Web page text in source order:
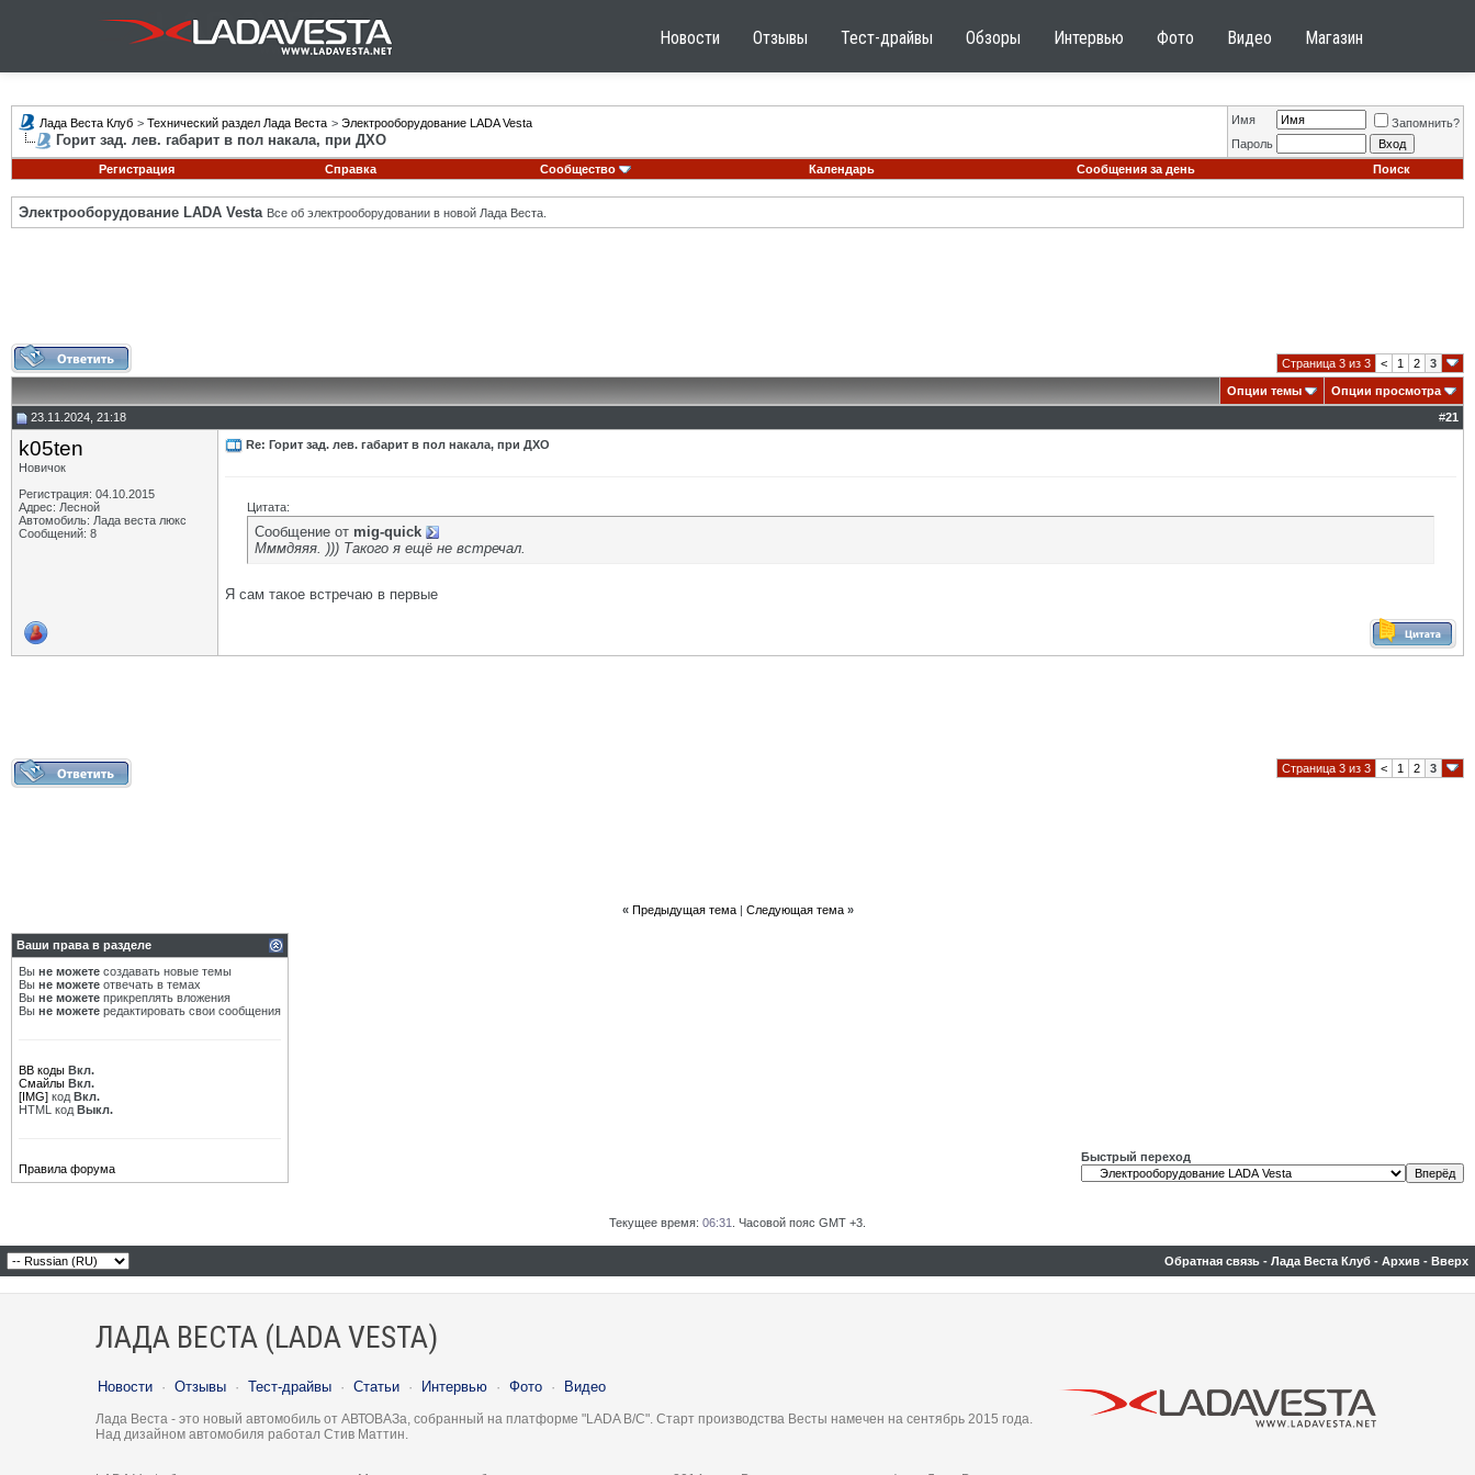
Новости Отзывы Тест-драйвы Обзоры Интервью Фото Видео Магазин
Лада Веста Клуб > Технический раздел Лада Веста > Электрооборудование LADA Vesta
Горит зад. лев. габарит в пол накала, при ДХО
Имя
Запомнить?
Пароль
Регистрация
Справка Сообщество Календарь Сообщения за день Поиск
Электрооборудование LADA Vesta Все об электрооборудовании в новой Лада Веста.
Страница 3 из 3 < 1 2 3
Опции темы
Опции просмотра
23.11.2024, 21:18
#21
k05ten
Новичок
Регистрация: 04.10.2015
Адрес: Лесной
Автомобиль: Лада веста люкс
Сообщений: 8
Re: Горит зад. лев. габарит в пол накала, при ДХО
Цитата:
Сообщение от mig-quick
Мммдяяя. ))) Такого я ещё не встречал.
Я сам такое встречаю в первые
Страница 3 из 3 < 1 2 3
« Предыдущая тема| Следующая тема »
Ваши права в разделе
Вы не можете создавать новые темы
Вы не можете отвечать в темах
Вы не можете прикреплять вложения
Вы не можете редактировать свои сообщения
BB коды Вкл.
Смайлы Вкл.
[IMG] код Вкл.
HTML код Выкл.
Правила форума
Быстрый переход
Текущее время: 06:31 . Часовой пояс GMT +3.
Обратная связь - Лада Веста Клуб - Архив - Вверх
ЛАДА ВЕСТА (LADA VESTA)
Новости · Отзывы · Тест-драйвы · Статьи · Интервью · Фото · Видео
Лада Веста - это новый автомобиль от АВТОВАЗа, собранный на платформе "LADA B/C". Старт производства Весты намечен на сентябрь 2015 года.
Над дизайном автомобиля работал Стив Маттин.